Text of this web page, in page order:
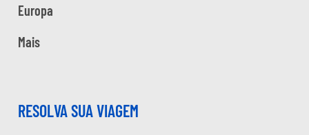
Europa
Mais
RESOLVA SUA VIAGEM